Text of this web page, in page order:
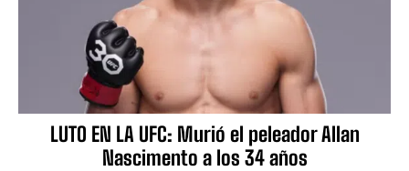
LUTO EN LA UFC: Murió el peleador Allan
Nascimento a los 34 años